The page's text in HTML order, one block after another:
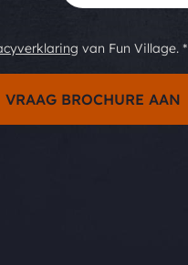
van Fun Village. *
VRAAG BROCHURE AAN